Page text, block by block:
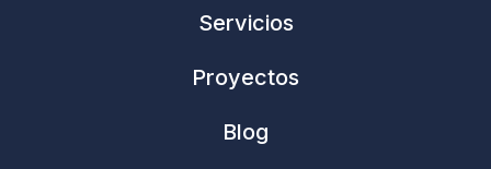
Servicios
Proyectos
Blog